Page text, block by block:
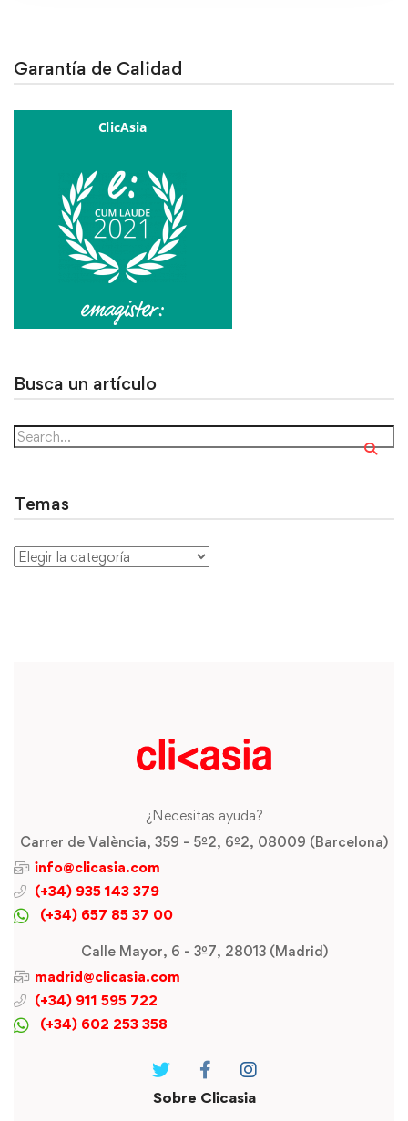
Garantía de Calidad
Busca un artículo
Temas
¿Necesitas ayuda?
Carrer de València, 359 - 5º2, 6º2, 08009 (Barcelona)
info@clicasia.com
(+34) 935 143 379
(+34) 657 85 37 00
Calle Mayor, 6 - 3º7, 28013 (Madrid)
madrid@clicasia.com
(+34) 911 595 722
(+34) 602 253 358
Sobre Clicasia